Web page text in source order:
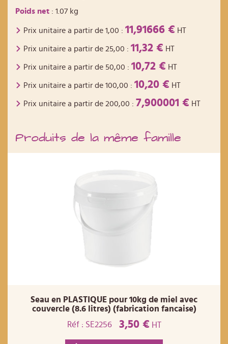
Poids net : 1.07 kg
Prix unitaire a partir de 1,00 : 11,91666 € HT
Prix unitaire a partir de 25,00 : 11,32 € HT
Prix unitaire a partir de 50,00 : 10,72 € HT
Prix unitaire a partir de 100,00 : 10,20 € HT
Prix unitaire a partir de 200,00 : 7,900001 € HT
Produits de la même famille
Seau en PLASTIQUE pour 10kg de miel avec
couvercle (8.6 litres) (fabrication fancaise)
Réf : SE2256
3,50 € HT